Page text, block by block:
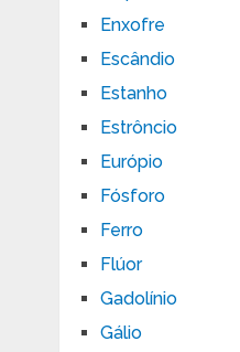
Enxofre
Escândio
Estanho
Estrôncio
Európio
Fósforo
Ferro
Flúor
Gadolínio
Gálio